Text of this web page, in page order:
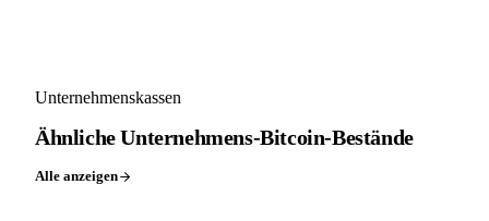
Unternehmenskassen
Ähnliche Unternehmens-Bitcoin-Bestände
Alle anzeigen